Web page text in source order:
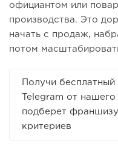
официантом или
производства. Это
начать с продаж,
потом
Получи
Telegram от
подберет
критериев